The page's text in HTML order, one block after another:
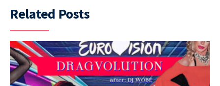
Related Posts